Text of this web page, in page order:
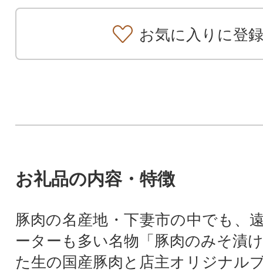
お気に入りに登録
お礼品の内容・特徴
豚肉の名産地・下妻市の中でも、
ーターも多い名物「豚肉のみそ漬
た生の国産豚肉と店主オリジナル